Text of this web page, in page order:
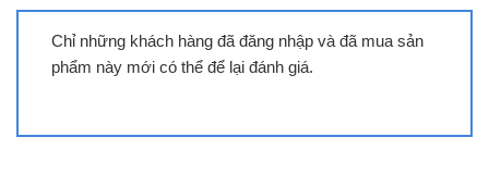
Chỉ những khách hàng đã đăng nhập và đã mua sản
phẩm này mới có thể để lại đánh giá.